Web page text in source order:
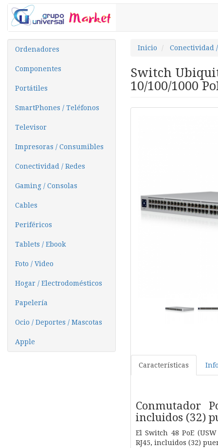
Ordenadores
Componentes
Portátiles
SmartPhones / Teléfonos
Televisor
Impresoras / Consumibles
Conectividad / Redes
Gaming / Consolas
Cables
Periféricos
Tablets / Ebook
Foto / Video
Hogar / Electrodomésticos
Papelería
Ocio / Deportes / Mascotas
Apple
Inicio Conectividad
Switch
10/100/1000
Características
Conmutador
incluidos (32)
El Switch 48 PoE
RJ45, incluidos (32)